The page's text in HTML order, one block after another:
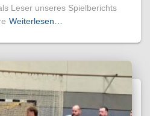
Leser unseres Spielberichts
Weiterlesen…